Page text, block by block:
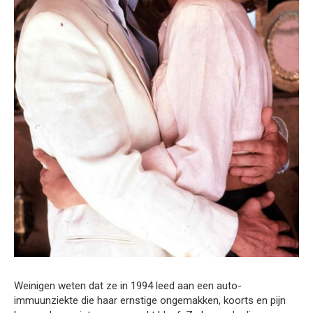
Weinigen weten dat ze in 1994 leed aan een auto-
immuunziekte die haar ernstige ongemakken, koorts en pijn